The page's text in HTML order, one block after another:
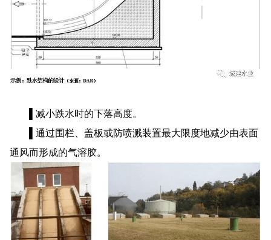
▌减小跌水时的下落高度。
▌通过围栏、盖板或防喷溅装置最大限度地减少由表面
通风而形成的气溶胶。